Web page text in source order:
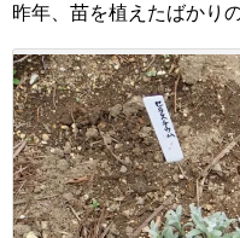
昨年、苗を植えたばかり